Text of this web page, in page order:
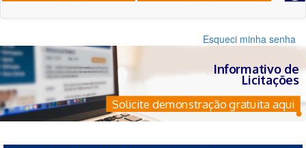
Esqueci minha senha
Informativo de
Licitações
Solicite demonstração gratuita aqui